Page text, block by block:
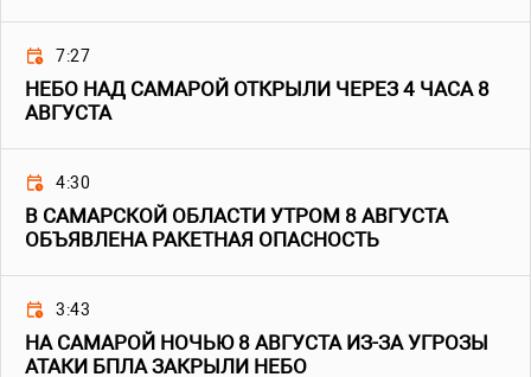
7:27
НЕБО НАД САМАРОЙ ОТКРЫЛИ ЧЕРЕЗ 4 ЧАСА 8
АВГУСТА
4:30
В САМАРСКОЙ ОБЛАСТИ УТРОМ 8 АВГУСТА
ОБЪЯВЛЕНА РАКЕТНАЯ ОПАСНОСТЬ
3:43
НА САМАРОЙ НОЧЬЮ 8 АВГУСТА ИЗ-ЗА УГРОЗЫ
АТАКИ БПЛА ЗАКРЫЛИ НЕБО